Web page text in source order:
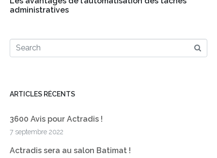
administratives
ARTICLES RÉCENTS
3600 Avis pour Actradis !
7 septembre 2022
Actradis sera au salon Batimat !